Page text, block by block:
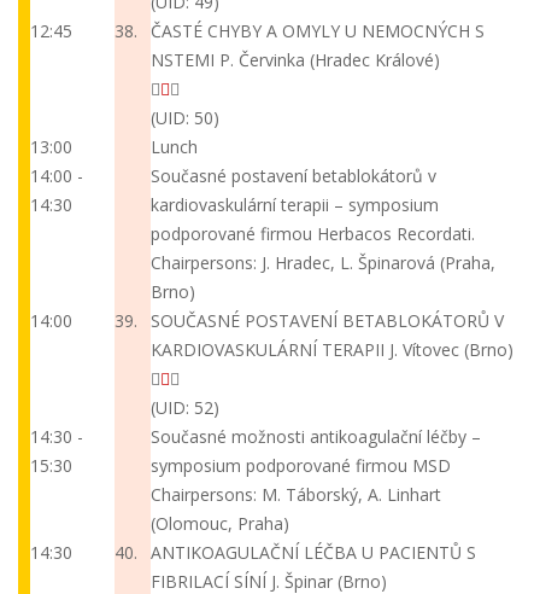
12:45
38.
ČASTÉ CHYBY A OMYLY U NEMOCNÝCH S
NSTEMI P. Červinka (Hradec Králové)
(UID: 50)
13:00
Lunch
14:00 -
14:30
Současné postavení betablokátorů v
kardiovaskulární terapii – symposium
podporované firmou Herbacos Recordati.
Chairpersons: J. Hradec, L. Špinarová (Praha,
Brno)
14:00
39.
SOUČASNÉ POSTAVENÍ BETABLOKÁTORŮ V
KARDIOVASKULÁRNÍ TERAPII J. Vítovec (Brno)
(UID: 52)
14:30 -
15:30
Současné možnosti antikoagulační léčby –
symposium podporované firmou MSD
Chairpersons: M. Táborský, A. Linhart
(Olomouc, Praha)
14:30
40.
ANTIKOAGULAČNÍ LÉČBA U PACIENTŮ S
FIBRILACÍ SÍNÍ J. Špinar (Brno)